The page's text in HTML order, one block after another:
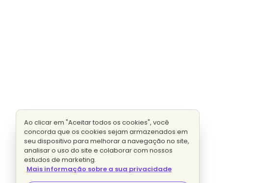
Ao clicar em "Aceitar todos os cookies", você
concorda que os cookies sejam armazenados em
seu dispositivo para melhorar a navegação no site,
analisar o uso do site e colaborar com nossos
estudos de marketing.
Mais informação sobre a sua privacidade